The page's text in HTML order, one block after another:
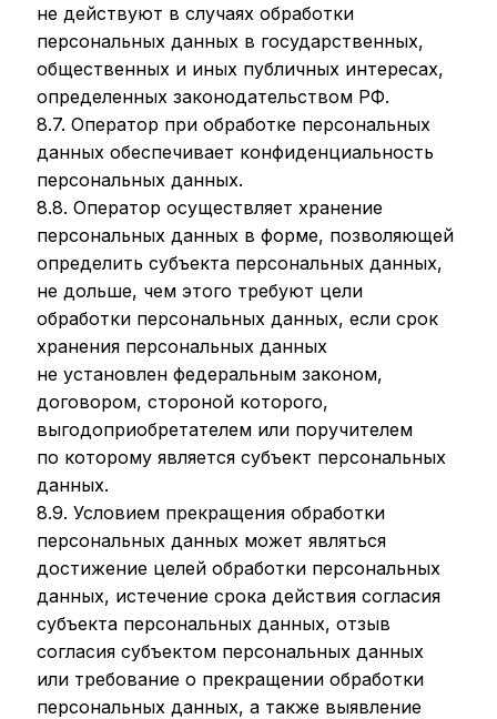
не действуют в случаях обработки
персональных данных в государственных,
общественных и иных публичных интересах,
определенных законодательством РФ.
8.7. Оператор при обработке персональных
данных обеспечивает конфиденциальность
персональных данных.
8.8. Оператор осуществляет хранение
персональных данных в форме, позволяющей
определить субъекта персональных данных,
не дольше, чем этого требуют цели
обработки персональных данных, если срок
хранения персональных данных
не установлен федеральным законом,
договором, стороной которого,
выгодоприобретателем или поручителем
по которому является субъект персональных
данных.
8.9. Условием прекращения обработки
персональных данных может являться
достижение целей обработки персональных
данных, истечение срока действия согласия
субъекта персональных данных, отзыв
согласия субъектом персональных данных
или требование о прекращении обработки
персональных данных, а также выявление